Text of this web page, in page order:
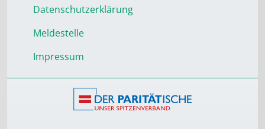
Datenschutzerklärung
Meldestelle
Impressum